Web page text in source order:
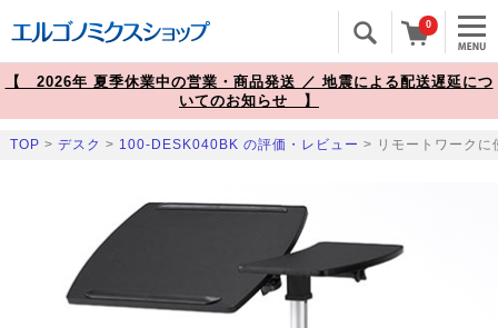
0
【 2026年 夏季休業中の営業・商品発送 ／ 地震による配送遅延につ
いてのお知らせ 】
TOP > デスク > 100-DESK040BK の評価・レビュー > リモートワーク